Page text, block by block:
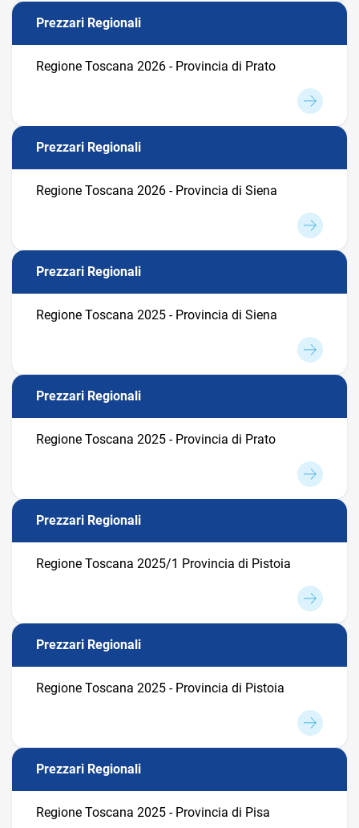
Prezzari Regionali
Regione Toscana 2026 - Provincia di Prato
Prezzari Regionali
Regione Toscana 2026 - Provincia di Siena
Prezzari Regionali
Regione Toscana 2025 - Provincia di Siena
Prezzari Regionali
Regione Toscana 2025 - Provincia di Prato
Prezzari Regionali
Regione Toscana 2025/1 Provincia di Pistoia
Prezzari Regionali
Regione Toscana 2025 - Provincia di Pistoia
Prezzari Regionali
Regione Toscana 2025 - Provincia di Pisa